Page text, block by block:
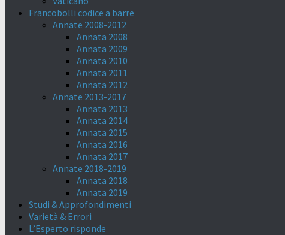
Francobolli codice a barre
Annate 2008-2012
Annata 2008
Annata 2009
Annata 2010
Annata 2011
Annata 2012
Annate 2013-2017
Annata 2013
Annata 2014
Annata 2015
Annata 2016
Annata 2017
Annate 2018-2019
Annata 2018
Annata 2019
Studi & Approfondimenti
Varietà & Errori
L’Esperto risponde